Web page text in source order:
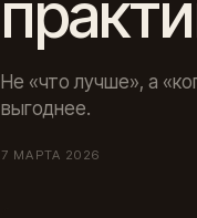
Не «что лучше», а
выгоднее.
7 МАРТА 2026